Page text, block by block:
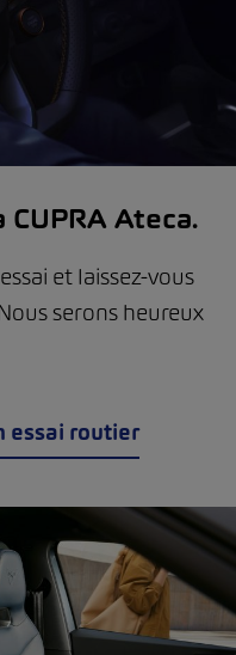
Ateca.
et laissez-vous
serons heureux
essai routier